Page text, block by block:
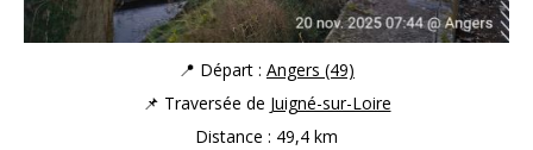
📍 Départ : Angers (49)
📌 Traversée de Juigné-sur-Loire
Distance : 49,4 km